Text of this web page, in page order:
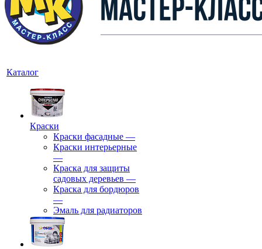
Каталог
Краски
Краски фасадные —
Краски интерьерные
—
Краска для защиты
садовых деревьев —
⁠Краска для бордюров
—
Эмаль для радиаторов